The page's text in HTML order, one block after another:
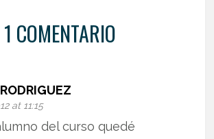
1 COMENTARIO
at 11:15
del curso quedé